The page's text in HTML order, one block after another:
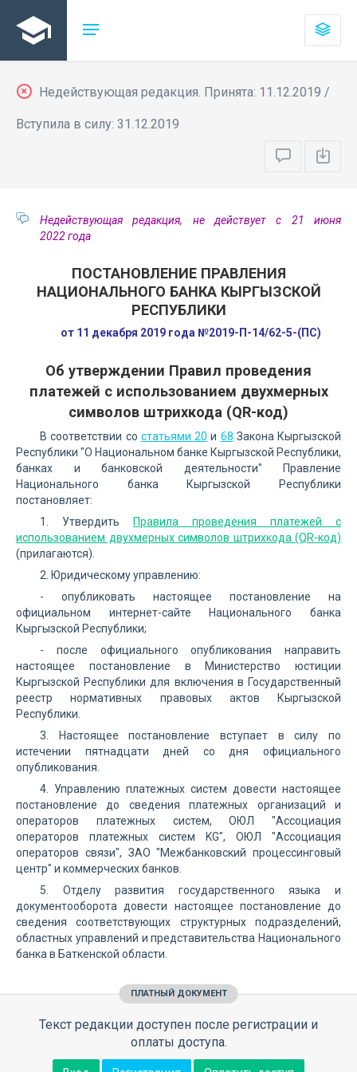
Недействующая редакция. Принята: 11.12.2019 /
Вступила в силу: 31.12.2019
Недействующая редакция, не действует с 21 июня
2022 года
ПОСТАНОВЛЕНИЕ ПРАВЛЕНИЯ
НАЦИОНАЛЬНОГО БАНКА КЫРГЫЗСКОЙ
РЕСПУБЛИКИ
от 11 декабря 2019 года №2019-П-14/62-5-(ПС)
Об утверждении Правил проведения
платежей с использованием двухмерных
символов штрихкода (QR-код)
В соответствии со статьями 20 и 68 Закона Кыргызской
Республики "О Национальном банке Кыргызской Республики,
банках и банковской деятельности" Правление
Национального банка Кыргызской Республики
постановляет:
1. Утвердить
Правила проведения платежей с
использованием двухмерных символов штрихкода (QR-код)
(прилагаются).
2. Юридическому управлению:
- опубликовать настоящее постановление на
официальном интернет-сайте Национального банка
Кыргызской Республики;
- после официального опубликования направить
настоящее постановление в Министерство юстиции
Кыргызской Республики для включения в Государственный
реестр нормативных правовых актов Кыргызской
Республики.
3. Настоящее постановление вступает в силу по
истечении пятнадцати дней со дня официального
опубликования.
4. Управлению платежных систем довести настоящее
постановление до сведения платежных организаций и
операторов платежных систем, ОЮЛ "Ассоциация
операторов платежных систем KG", ОЮЛ "Ассоциация
операторов связи", ЗАО "Межбанковский процессинговый
центр" и коммерческих банков.
5. Отделу развития государственного языка и
документооборота довести настоящее постановление до
сведения соответствующих структурных подразделений,
областных управлений и представительства Национального
банка в Баткенской области.
ПЛАТНЫЙ ДОКУМЕНТ
Текст редакции доступен после регистрации и
оплаты доступа.